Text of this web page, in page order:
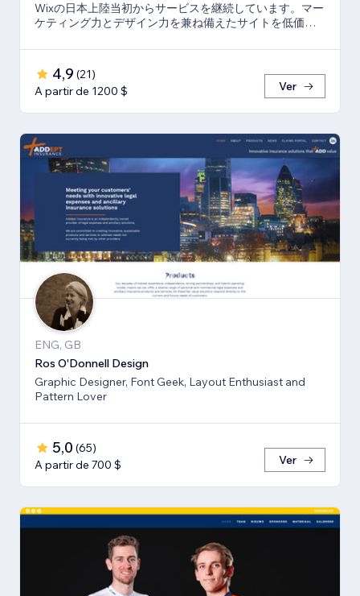
Wixの日本上陸当初からサービスを継続しています。マー
ケティング力とデザイン力を兼ね備えたサイトを低価格
4,9 (21)
A partir de 1200 $
Ver
ENG, GB
Ros O'Donnell Design
Graphic Designer, Font Geek, Layout Enthusiast and
Pattern Lover
5,0 (65)
A partir de 700 $
Ver